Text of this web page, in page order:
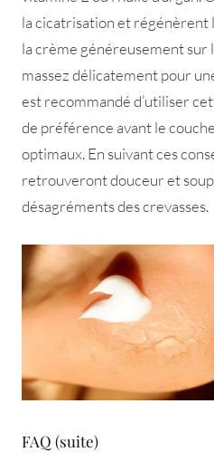
la cicatrisation et régénèrent
la crème généreusement sur
massez délicatement pour
est recommandé d’utiliser
de préférence avant le
optimaux. En suivant ces
retrouveront douceur et
désagréments des crevasses.
FAQ (suite)